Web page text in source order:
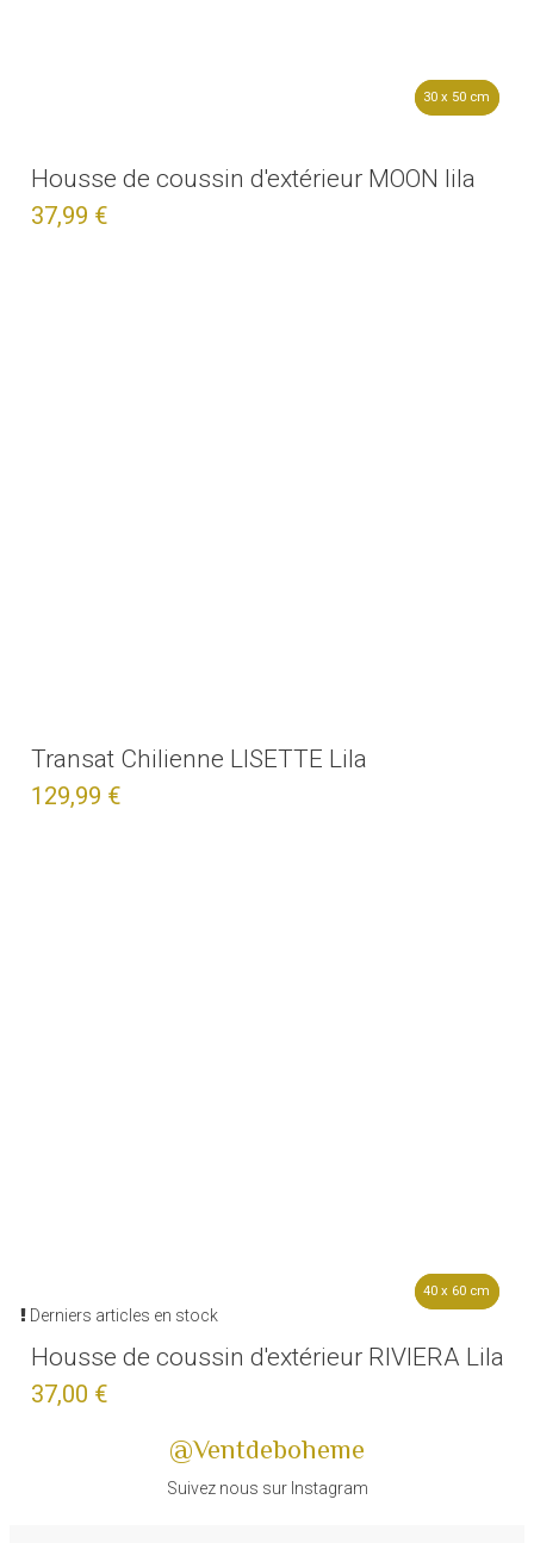
30 x 50 cm
30 x 50 cm
Housse de coussin d'extérieur MOON lila
37,99 €
Transat Chilienne LISETTE Lila
129,99 €
Derniers articles en stock
40 x 60 cm
40 x 60 cm
Housse de coussin d'extérieur RIVIERA Lila
37,00 €
@Ventdeboheme
Suivez nous sur Instagram